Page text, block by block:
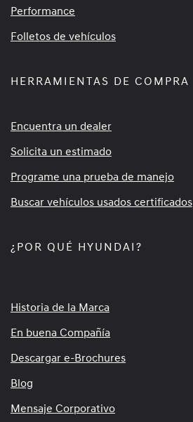
Performance
Folletos de vehículos
HERRAMIENTAS DE COMPRA
Encuentra un dealer
Solicita un estimado
Programe una prueba de manejo
Buscar vehículos usados certificados
¿POR QUÉ HYUNDAI?
Historia de la Marca
En buena Compañía
Descargar e-Brochures
Blog
Mensaje Corporativo